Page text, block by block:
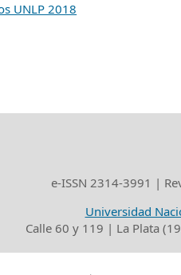
UNLP 2018
e-ISSN 2314-3991 |
Universidad
Calle 60 y 119 | La Plata